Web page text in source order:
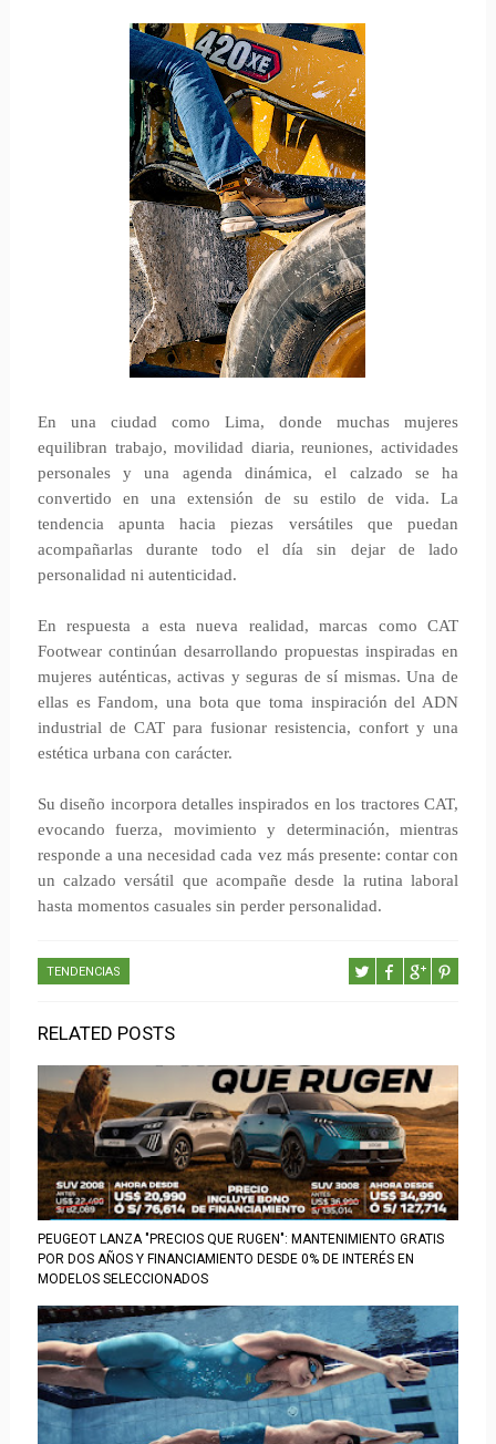
En una ciudad como Lima, donde muchas mujeres
equilibran trabajo, movilidad diaria, reuniones, actividades
personales y una agenda dinámica, el calzado se ha
convertido en una extensión de su estilo de vida. La
tendencia apunta hacia piezas versátiles que puedan
acompañarlas durante todo el día sin dejar de lado
personalidad ni autenticidad.
En respuesta a esta nueva realidad, marcas como CAT
Footwear continúan desarrollando propuestas inspiradas en
mujeres auténticas, activas y seguras de sí mismas. Una de
ellas es Fandom, una bota que toma inspiración del ADN
industrial de CAT para fusionar resistencia, confort y una
estética urbana con carácter.
Su diseño incorpora detalles inspirados en los tractores CAT,
evocando fuerza, movimiento y determinación, mientras
responde a una necesidad cada vez más presente: contar con
un calzado versátil que acompañe desde la rutina laboral
hasta momentos casuales sin perder personalidad.
TENDENCIAS
RELATED POSTS
PEUGEOT LANZA "PRECIOS QUE RUGEN": MANTENIMIENTO GRATIS
POR DOS AÑOS Y FINANCIAMIENTO DESDE 0% DE INTERÉS EN
MODELOS SELECCIONADOS